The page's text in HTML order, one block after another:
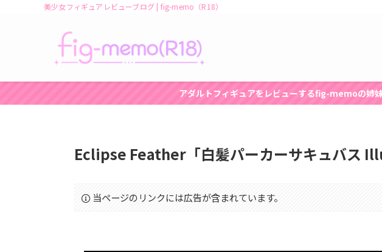
美少女フィギュアレビューブログ | fig-memo（R18）
アダルトフィギュアをレビューするfig-memoの姉
Eclipse Feather「白髪パーカーサキュバス
当ページのリンクには広告が含まれています。